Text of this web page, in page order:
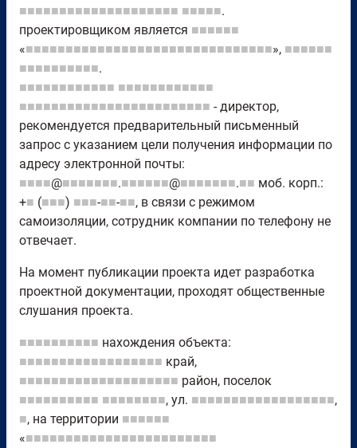
■■■■■■■■■■■■■■■■■■■■ ■■■■■.
проектировщиком является ■■■■■■
«■■■■■■■■■■■■■■■■■■■■■■■■■■■■■■■», ■■■■■■
■■■■■■■■■■.
■■■■■■■■■■■■ ■■■■■■■■■■■■
■■■■■■■■■■■■■■■■■■■■■■■■ - директор,
рекомендуется предварительный письменный
запрос с указанием цели получения информации по
адресу электронной почты:
■■■■@■■■■■■■.■■■■■■@■■■■■■■.■■ моб. корп.:
+■ (■■■) ■■■-■■-■■, в связи с режимом
самоизоляции, сотрудник компании по телефону не
отвечает.
На момент публикации проекта идет разработка
проектной документации, проходят общественные
слушания проекта.
■■■■■■■■■■ нахождения объекта:
■■■■■■■■■■■■■■■■■■ край,
■■■■■■■■■■■■■■■■■■■■ район, поселок
■■■■■■■■■■ ■■■■■■■■, ул. ■■■■■■■■■■■■■■■■■■,
■, на территории ■■■■■■
«■■■■■■■■■■■■■■■■■■■■■■■■